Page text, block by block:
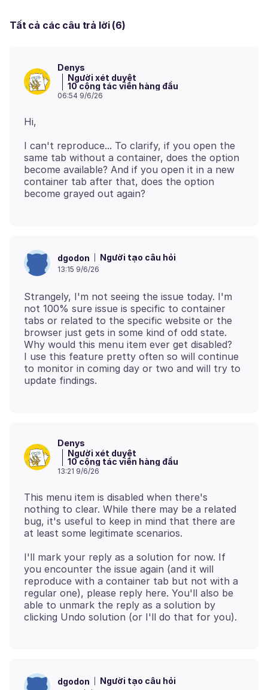
Tất cả các câu trả lời (6)
Denys
Người xét duyệt
10 cộng tác viên hàng đầu
06:54 9/6/26
I can't reproduce... To clarify, if you open the
same tab without a container, does the option
become available? And if you open it in a new
container tab after that, does the option
dgodon Người tạo câu hỏi
13:15 9/6/26
Strangely, I'm not seeing the issue today. I'm
not 100% sure issue is specific to container
tabs or related to the specific website or the
browser just gets in some kind of odd state.
Why would this menu item ever get disabled?
I use this feature pretty often so will continue
to monitor in coming day or two and will try to
Denys
Người xét duyệt
10 cộng tác viên hàng đầu
13:21 9/6/26
This menu item is disabled when there's
nothing to clear. While there may be a related
bug, it's useful to keep in mind that there are
I'll mark your reply as a solution for now. If
you encounter the issue again (and it will
reproduce with a container tab but not with a
regular one), please reply here. You'll also be
able to unmark the reply as a solution by
dgodon Người tạo câu hỏi